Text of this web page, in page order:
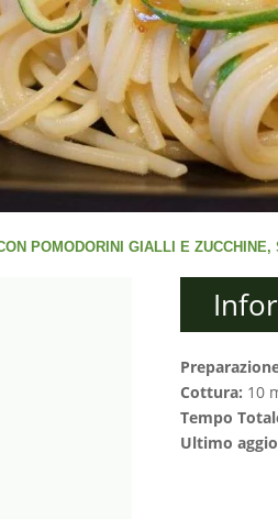
POMODORINI GIALLI E
Cottura: 10
Tempo
Ultimo